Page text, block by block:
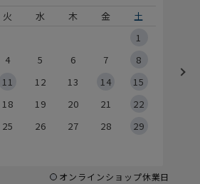
火 水 木 金
土
1
4 5 6 7
8
11 12 13 14
15
18 19 20 21
22
25 26 27 28
29
オンラインショップ休業日